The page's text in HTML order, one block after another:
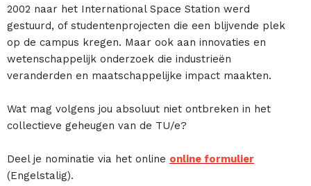
2002 naar het International Space Station werd
gestuurd, of studentenprojecten die een blijvende plek
op de campus kregen. Maar ook aan innovaties en
wetenschappelijk onderzoek die industrieën
veranderden en maatschappelijke impact maakten.
Wat mag volgens jou absoluut niet ontbreken in het
collectieve geheugen van de TU/e?
Deel je nominatie via het online online formulier
(Engelstalig).